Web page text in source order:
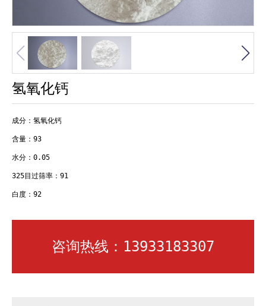
氢氧化钙
成分：氢氧化钙
含量：93
水分：0.05
325目过筛率：91
白度：92
咨询热线：13933183307